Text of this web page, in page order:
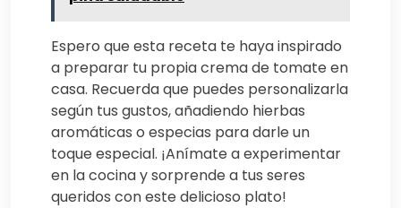
Espero que esta receta te haya inspirado
a preparar tu propia crema de tomate en
casa. Recuerda que puedes personalizarla
según tus gustos, añadiendo hierbas
aromáticas o especias para darle un
toque especial. ¡Anímate a experimentar
en la cocina y sorprende a tus seres
queridos con este delicioso plato!